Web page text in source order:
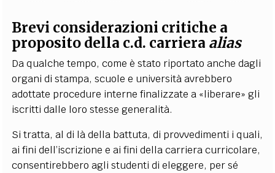
Brevi considerazioni critiche a
proposito della c.d. carriera alias
Da qualche tempo, come è stato riportato anche dagli
organi di stampa, scuole e università avrebbero
adottate procedure interne finalizzate a «liberare» gli
iscritti dalle loro stesse generalità.
Si tratta, al di là della battuta, di provvedimenti i quali,
ai fini dell’iscrizione e ai fini della carriera curricolare,
consentirebbero agli studenti di eleggere, per sé